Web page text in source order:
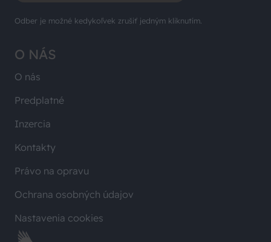
O NÁS
O nás
Predplatné
Inzercia
Kontakty
Právo na opravu
Ochrana osobných údajov
Nastavenia cookies
Odber je možné kedykoľvek zrušiť jedným kliknutím.